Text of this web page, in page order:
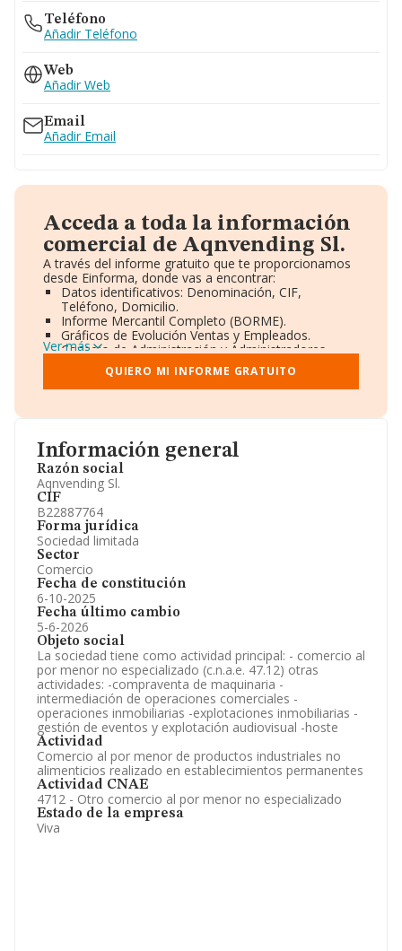
Información general
Razón social
Aqnvending Sl.
CIF
B22887764
Forma jurídica
Sociedad limitada
Sector
Comercio
Fecha de constitución
6-10-2025
Fecha último cambio
5-6-2026
Objeto social
La sociedad tiene como actividad principal: - comercio al
por menor no especializado (c.n.a.e. 47.12) otras
actividades: -compraventa de maquinaria -
intermediación de operaciones comerciales -
operaciones inmobiliarias -explotaciones inmobiliarias -
gestión de eventos y explotación audiovisual -hoste
Actividad
Comercio al por menor de productos industriales no
alimenticios realizado en establecimientos permanentes
Actividad CNAE
4712 - Otro comercio al por menor no especializado
Estado de la empresa
Viva
Teléfono
Añadir Teléfono
Web
Añadir Web
Email
Añadir Email
Acceda a toda la información
comercial de Aqnvending Sl.
A través del informe gratuito que te proporcionamos
desde Einforma, donde vas a encontrar:
Datos identificativos: Denominación, CIF,
Teléfono, Domicilio.
Informe Mercantil Completo (BORME).
Gráficos de Evolución Ventas y Empleados.
Consejo de Administración y Administradores.
Directivos y Ejecutivos.
Accionistas.
Participaciones y Vinculaciones en otras empresas.
Información oficial y registral complementaria.
Ver más
QUIERO MI INFORME GRATUITO